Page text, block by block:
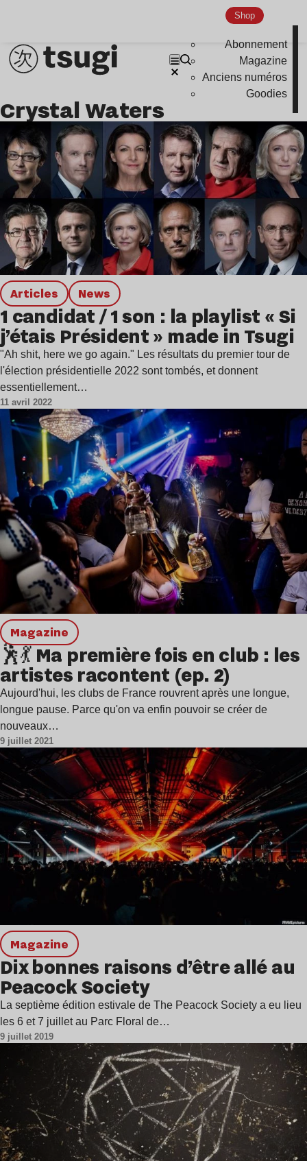
Shop
Abonnement
Magazine
Anciens numéros
Goodies
Crystal Waters
Articles news
1 candidat / 1 son : la playlist « Si
j’étais Président » made in Tsugi
"Ah shit, here we go again." Les résultats du premier tour de
l'élection présidentielle 2022 sont tombés, et donnent
essentiellement…
11 avril 2022
magazine
🕺💃 Ma première fois en club : les
artistes racontent (ep. 2)
Aujourd'hui, les clubs de France rouvrent après une longue,
longue pause. Parce qu'on va enfin pouvoir se créer de
nouveaux…
9 juillet 2021
magazine
Dix bonnes raisons d’être allé au
Peacock Society
La septième édition estivale de The Peacock Society a eu lieu
les 6 et 7 juillet au Parc Floral de…
9 juillet 2019